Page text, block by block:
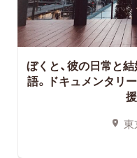
ぼくと、彼の日常と
語。ドキュメンタリー
東